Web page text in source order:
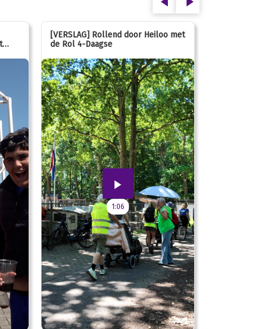
[VERSLAG] Rollend door Heiloo met
de Rol 4-Daagse
1:06